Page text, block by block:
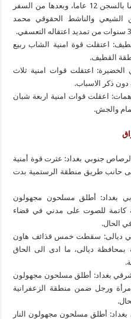
عاما: أصدرت السلطات السعودية حكما بالسجن 12 عاما، وبعدها من السفر
والناشط الحقوقي محمد
اعتقلت قوة امنية الشاب ربيع
القطيف.
اعتقلت قوات امنية ثلاث
ذكر الاسباب.
اعقلت قوات امنية اربعة شبان
والجش.
جنوبي بغداد: عثرت قوة أمنية
حانب طريق منطقة الرستمية بدت
بغداد: أطلق مسلحون مجهولون
كاتمة للصوت على مدني في قضاء
الحال.
ديالى: سقطت خمس قذائف هاون
ديالى، ما ادى الى الحاق
بغداد: أطلق مسلحون مجهولون
ورجل ضمن منطقة الزعفرانية
أطلق مسلحون مجهولون النار